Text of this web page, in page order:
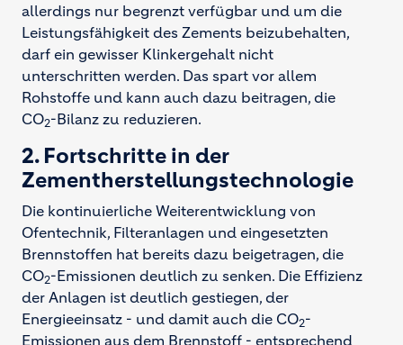
allerdings nur begrenzt verfügbar und um die
Leistungsfähigkeit des Zements beizubehalten,
darf ein gewisser Klinkergehalt nicht
unterschritten werden. Das spart vor allem
Rohstoffe und kann auch dazu beitragen, die
CO2-Bilanz zu reduzieren.
2. Fortschritte in der
Zementherstellungstechnologie
Die kontinuierliche Weiterentwicklung von
Ofentechnik, Filteranlagen und eingesetzten
Brennstoffen hat bereits dazu beigetragen, die
CO2-Emissionen deutlich zu senken. Die Effizienz
der Anlagen ist deutlich gestiegen, der
Energieeinsatz - und damit auch die CO2-
Emissionen aus dem Brennstoff - entsprechend